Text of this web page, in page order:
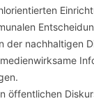
der nachhaltigen
öffentlichen